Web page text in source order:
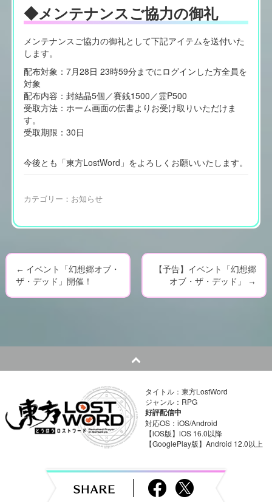
◆メンテナンスご協力の御礼
メンテナンスご協力の御礼として下記アイテムを送付いた
します。
配布対象：7月28日 23時59分までにログインした方全員を
対象
配布内容：封結晶5個／賽銭1500／霊P500
受取方法：ホーム画面の伝書よりお受け取りいただけま
す。
受取期限：30日
今後とも「東方LostWord」をよろしくお願いいたします。
カテゴリー： お知らせ
P
a
v
← イベント「幻想郷オブ・
ザ・デッド」開催！
【予告】イベント「幻想郷
オブ・ザ・デッド」
→
タイトル：東方LostWord
ジャンル：RPG
好評配信中
対応OS：iOS/Android
【iOS版】iOS 16.0以降
【GooglePlay版】Android 12.0以上